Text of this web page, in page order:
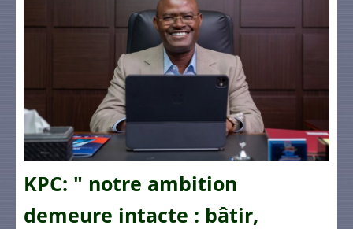
KPC: " notre ambition
demeure intacte : bâtir,